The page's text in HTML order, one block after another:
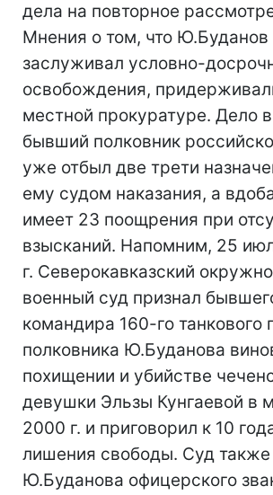
дела на повторное
Мнения о том, что Ю.Буданов
заслуживал условно-
освобождения,
местной прокуратуре. Дело
бывший полковник
уже отбыл две трети
ему судом наказания, а
имеет 23 поощрения при
взысканий. Напомним, 25
г. Северокавказский
военный суд признал
командира 160-го танкового
полковника Ю.Буданова
похищении и убийстве
девушки Эльзы Кунгаевой в
2000 г. и приговорил к 10
лишения свободы. Суд
Ю.Буданова офицерского